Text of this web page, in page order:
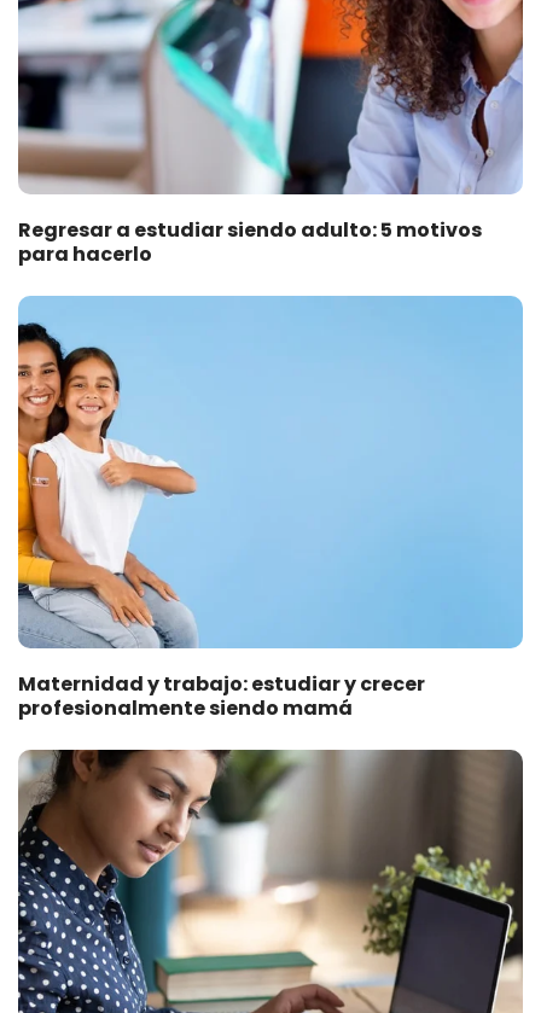
Regresar a estudiar siendo adulto: 5 motivos
para hacerlo
Maternidad y trabajo: estudiar y crecer
profesionalmente siendo mamá